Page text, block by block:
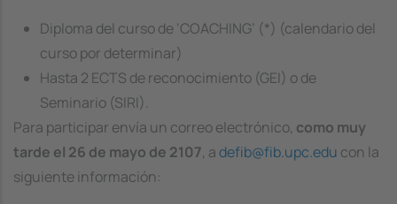
Diploma del curso de ‘COACHING’ (*) (calendario del
curso por determinar)
Hasta 2 ECTS de reconocimiento (GEI) o de
Seminario (SIRI).
Para participar envía un correo electrónico, como muy
tarde el 26 de mayo de 2107, adefib@fib.upc.edu con la
siguiente información: